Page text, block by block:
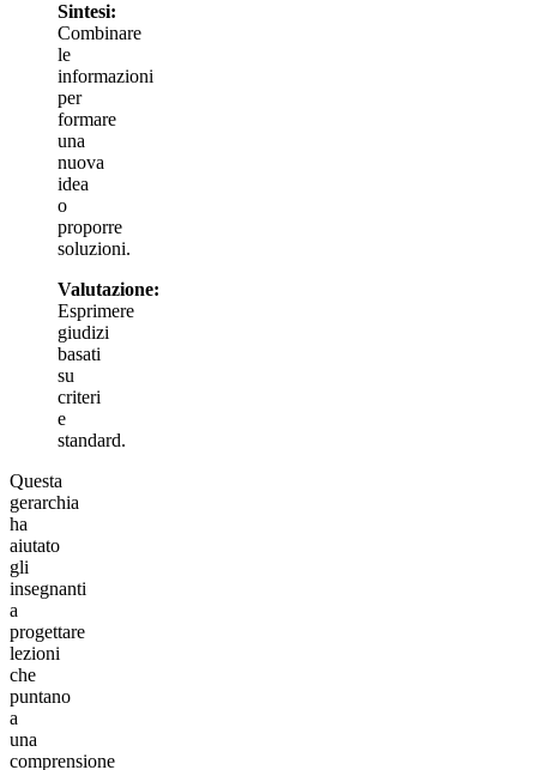
Sintesi:
Combinare
le
informazioni
per
formare
una
nuova
idea
o
proporre
soluzioni.
Valutazione:
Esprimere
giudizi
basati
su
criteri
e
standard.
Questa
gerarchia
ha
aiutato
gli
insegnanti
a
progettare
lezioni
che
puntano
a
una
comprensione